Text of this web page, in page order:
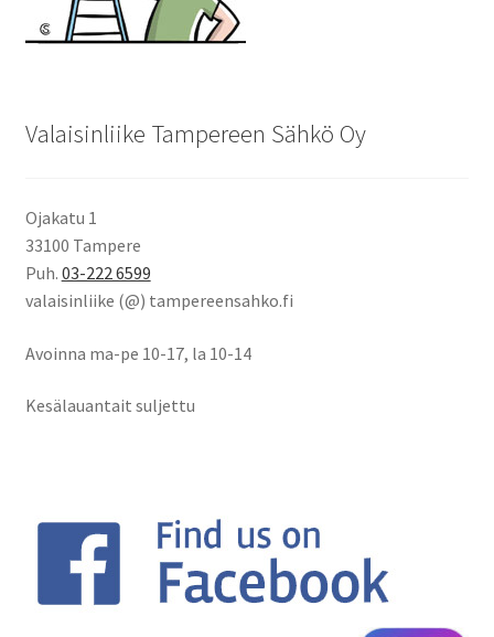
Valaisinliike Tampereen Sähkö Oy
Ojakatu 1
33100 Tampere
Puh. 03-222 6599
valaisinliike (@) tampereensahko.fi
Avoinna ma-pe 10-17, la 10-14
Kesälauantait suljettu